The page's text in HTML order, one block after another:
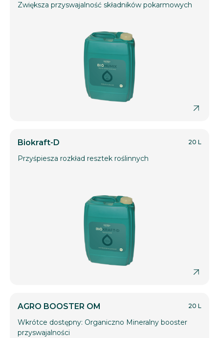
Zwiększa przyswajalność składników pokarmowych
Biokraft-D 20 L
Przyśpiesza rozkład resztek roślinnych
AGRO BOOSTER OM 20 L
Wkrótce dostępny: Organiczno Mineralny booster
przyswajalności